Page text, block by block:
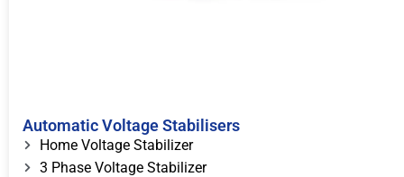
Automatic Voltage Stabilisers
Home Voltage Stabilizer
3 Phase Voltage Stabilizer